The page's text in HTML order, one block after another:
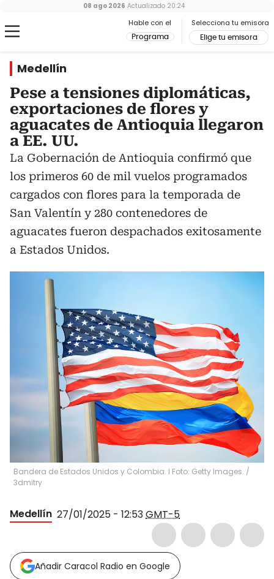
Hable con el
Programa
Selecciona tu emisora
Elige tu emisora
08 ago 2026 Actualizado 20:24
Medellín
Pese a tensiones diplomáticas,
exportaciones de flores y
aguacates de Antioquia llegaron
a EE. UU.
La Gobernación de Antioquia confirmó que
los primeros 60 de mil vuelos programados
cargados con flores para la temporada de
San Valentín y 280 contenedores de
aguacates fueron despachados exitosamente
a Estados Unidos.
Bandera de Estados Unidos y Colombia. I Foto: Getty Images. /
3dmitry
Medellín 27/01/2025 - 12:53GMT-5
Añadir Caracol Radio en Google